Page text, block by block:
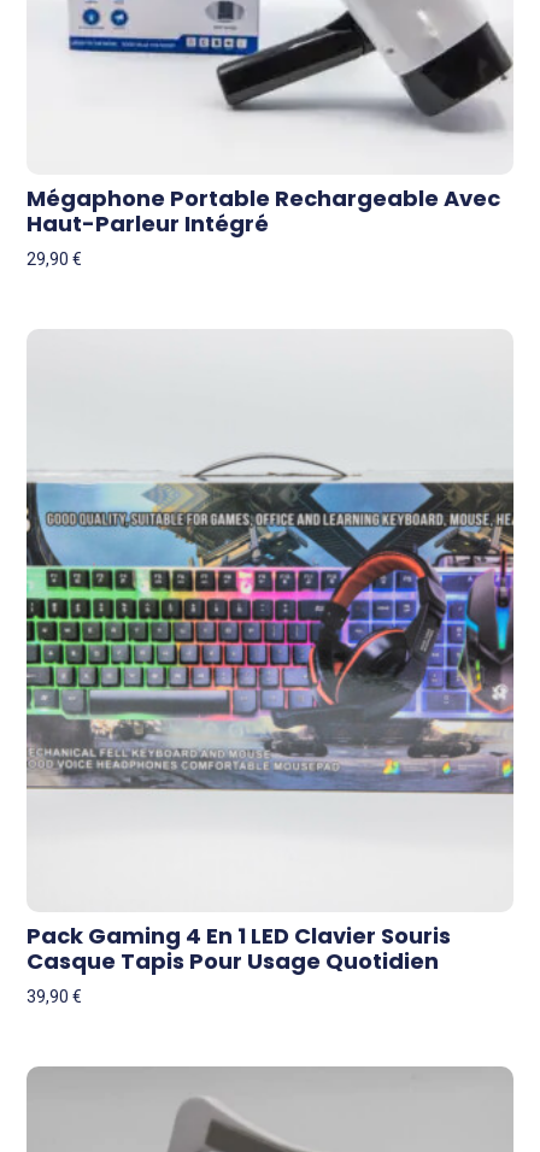
Mégaphone Portable Rechargeable Avec
Haut-Parleur Intégré
29,90€
Pack Gaming 4 En 1 LED Clavier Souris
Casque Tapis Pour Usage Quotidien
39,90€